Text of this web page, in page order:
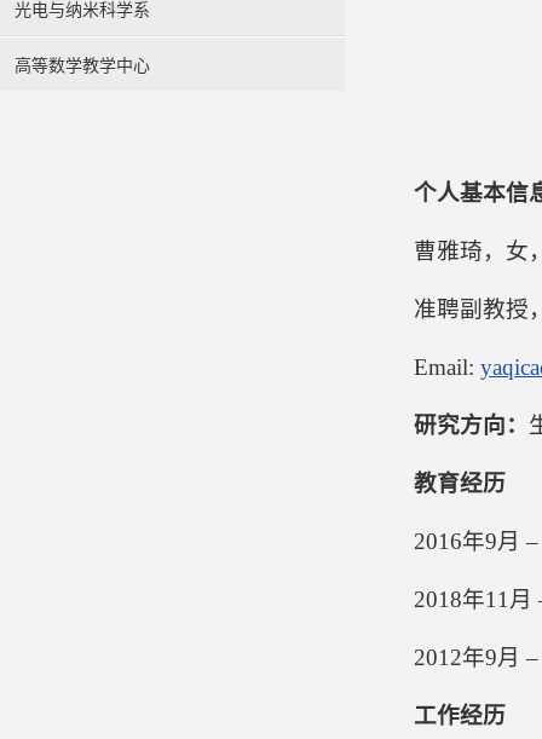
光电与纳米科学系
高等数学教学中心
个人基本信
曹雅琦，女
准聘副教授
Email:
研究方向：
教育经历
2016年9月
2018年11
2012年9月
工作经历